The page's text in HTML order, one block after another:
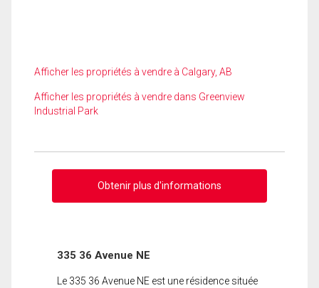
Afficher les propriétés à vendre à Calgary, AB
Afficher les propriétés à vendre dans Greenview
Industrial Park
Obtenir plus d'informations
335 36 Avenue NE
Le 335 36 Avenue NE est une résidence située